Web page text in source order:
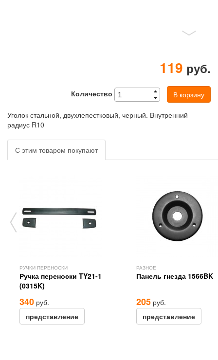
Уголок стальной, двухлепестковый, черный. Внутренний
радиус R10
119 руб.
Количество В корзину
С этим товаром покупают
РУЧКИ ПЕРЕНОСКИ
Ручка переноски TY21-1
(0315K)
340 руб.
представление
РАЗНОЕ
Панель гнезда 1566BK
205 руб.
представление